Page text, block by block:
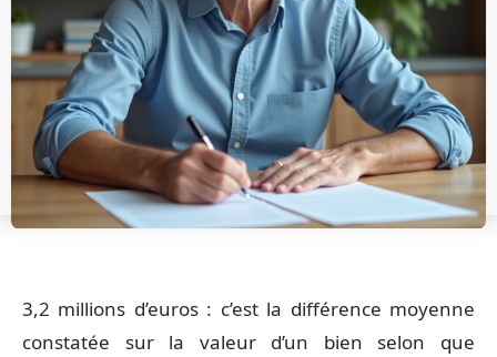
3,2 millions d’euros : c’est la différence moyenne
constatée sur la valeur d’un bien selon que